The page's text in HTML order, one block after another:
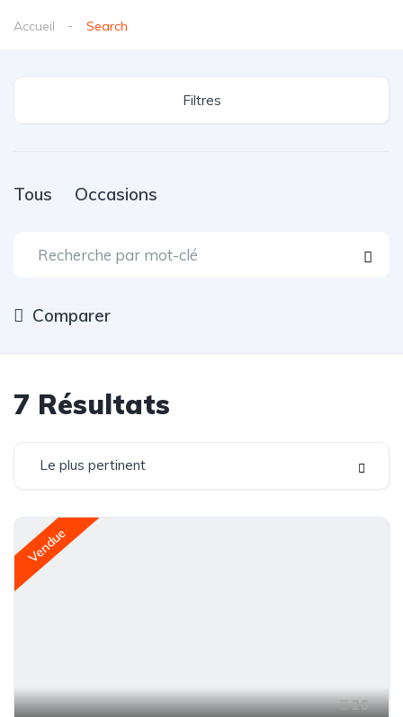
Accueil Search
Filtres
Tous Occasions
Comparer
7 Résultats
Le plus pertinent
Vendue
26